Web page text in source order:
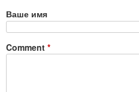
Ваше имя
Comment *